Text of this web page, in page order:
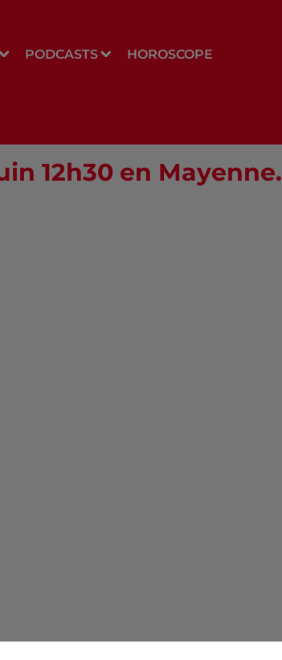
PODCASTS HOROSCOPE
12h30 en Mayenne.